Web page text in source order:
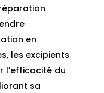
en
les excipients
l’efficacité du
sa